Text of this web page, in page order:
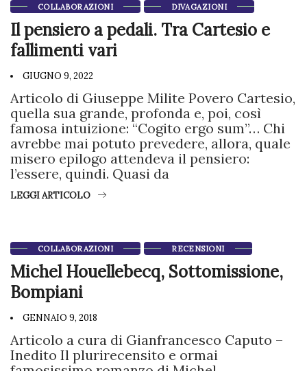
COLLABORAZIONI DIVAGAZIONI
Il pensiero a pedali. Tra Cartesio e
fallimenti vari
GIUGNO 9, 2022
Articolo di Giuseppe Milite Povero Cartesio,
quella sua grande, profonda e, poi, così
famosa intuizione: “Cogito ergo sum”… Chi
avrebbe mai potuto prevedere, allora, quale
misero epilogo attendeva il pensiero:
l’essere, quindi. Quasi da
LEGGI ARTICOLO
COLLABORAZIONI RECENSIONI
Michel Houellebecq, Sottomissione,
Bompiani
GENNAIO 9, 2018
Articolo a cura di Gianfrancesco Caputo –
Inedito Il plurirecensito e ormai